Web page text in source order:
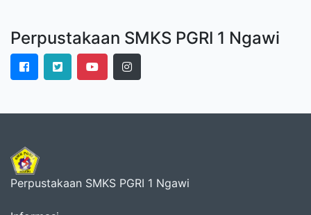
Perpustakaan SMKS PGRI 1 Ngawi
Perpustakaan SMKS PGRI 1 Ngawi